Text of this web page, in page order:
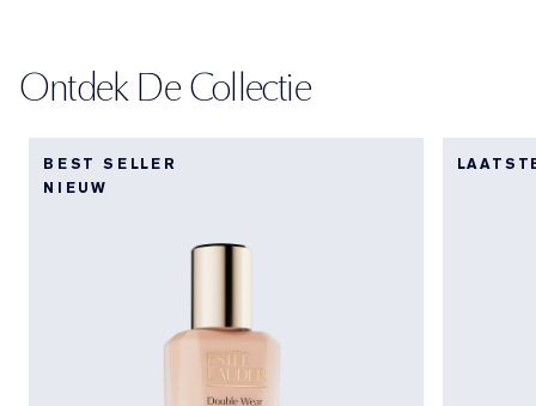
Ontdek De Collectie
BEST SELLER
NIEUW